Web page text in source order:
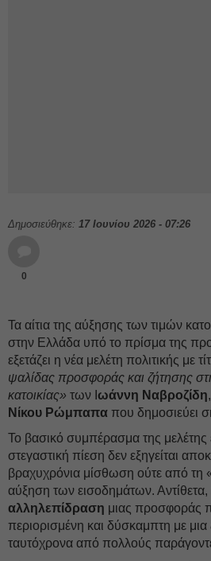
Δημοσιεύθηκε: 17 Ιουνίου 2026 - 07:26
0
Τα αίτια της αύξησης των τιμών
στην Ελλάδα υπό το πρίσμα της
εξετάζει η νέα μελέτη πολιτικής με
ψαλίδας προσφοράς και ζήτησης
κατοικίας» των Ι ωάννη Ναβροζίδη,
Νίκου Ρώμπαπα που δημοσιεύει
Το βασικό συμπέρασμα της μελέτης
στεγαστική πίεση δεν εξηγείται
βραχυχρόνια μίσθωση ούτε από τη
αύξηση των εισοδημάτων.
αλληλεπίδραση μιας προσφοράς
περιορισμένη και δύσκαμπτη με μια
ταυτόχρονα από πολλούς